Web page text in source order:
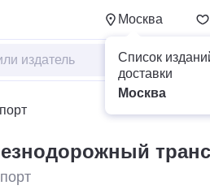
Москва
Список
доставки
Москва